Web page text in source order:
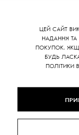
ЦЕЙ САЙТ
НАДАННЯ
ПОКУПОК.
БУДЬ
ПОЛІТИКИ